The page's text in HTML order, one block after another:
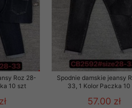
Roz 28-
10 szt
Spodnie damskie jeansy
33, 1 Kolor Paczka 10
57.00 zł